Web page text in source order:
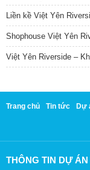
Liền kề Việt Yên
Shophouse Việt Yên
Việt Yên Riverside –
Trang chủ Tin tức Dự
THÔNG TIN DỰ